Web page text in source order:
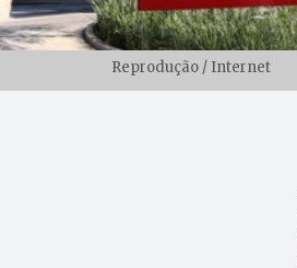
Reprodução / Internet